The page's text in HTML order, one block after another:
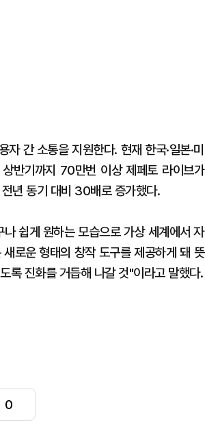
간 소통을 지원한다. 현재 한국·일본·미
반기까지 70만번 이상 제페토 라이브가
년 동기 대비 30배로 증가했다.
쉽게 원하는 모습으로 가상 세계에서 자
로운 형태의 창작 도구를 제공하게 돼 뜻
록 진화를 거듭해 나갈 것"이라고 말했다.
0